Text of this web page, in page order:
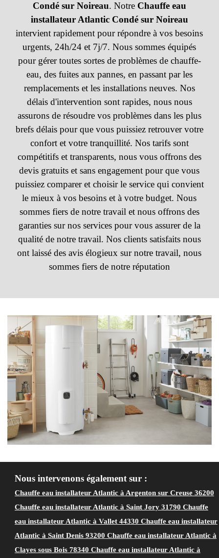
Condé sur Noireau. Notre Chauffe eau
installateur Atlantic Condé sur Noireau
intervient rapidement pour répondre à vos besoins
urgents, 24h/24 et 7j/7. Nous sommes équipés
pour gérer toutes sortes de problèmes de chauffe-
eau, des fuites aux pannes, en passant par les
remplacements et les installations neuves. Nos
délais d'intervention sont rapides, nous nous
assurons de résoudre vos problèmes dans les plus
brefs délais pour que vous puissiez retrouver votre
confort et votre tranquillité. Nos tarifs sont
compétitifs et transparents, nous vous offrons des
devis gratuits et sans engagement pour que vous
puissiez comparer et choisir le service qui convient
le mieux à vos besoins et à votre budget. Nous
sommes fiers de notre travail et nous offrons des
garanties sur nos services pour vous assurer de la
qualité de notre travail. Nos clients satisfaits nous
ont laissé des avis élogieux sur notre travail, nous
sommes fiers de notre réputation
Nous intervenons également sur :
Chauffe eau installateur Atlantic à Argenton sur Creuse 36200
Chauffe eau installateur Atlantic à Saint Jory 31790 Chauffe
eau installateur Atlantic à Vallet 44330 Chauffe eau installateur
Atlantic à Saint Denis 93200 Chauffe eau installateur Atlantic à
Clayes sous Bois 78340 Chauffe eau installateur Atlantic à